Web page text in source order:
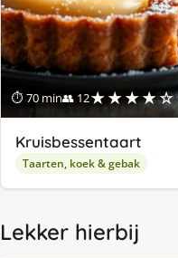
⏱ 70 min👥 12★★★★☆
Kruisbessentaart
Taarten, koek & gebak
Lekker hierbij